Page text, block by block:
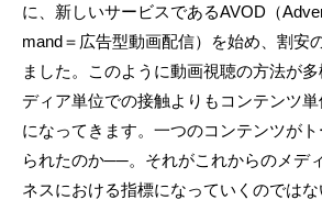
に、新しいサービスであるAVOD（
mand＝広告型動画配信）を始め、割安
ました。このように動画視聴の方法が
ディア単位での接触よりもコンテンツ
になってきます。一つのコンテンツが
られたのか──。それがこれからのメデ
ネスにおける指標になっていくのではな